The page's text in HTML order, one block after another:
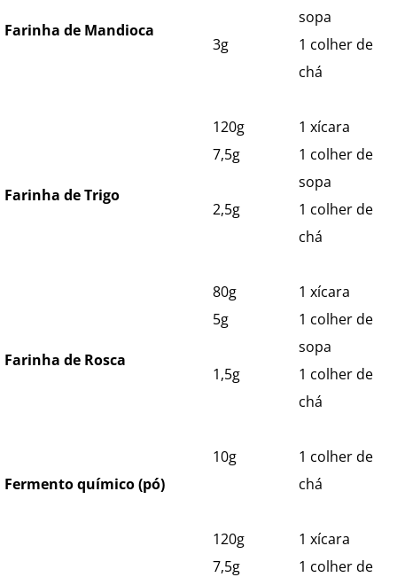
Farinha de Mandioca
sopa
3g
1 colher de
chá
Farinha de Trigo
120g
1 xícara
7,5g
1 colher de
sopa
2,5g
1 colher de
chá
Farinha de Rosca
80g
1 xícara
5g
1 colher de
sopa
1,5g
1 colher de
chá
Fermento químico (pó)
10g
1 colher de
chá
120g
1 xícara
7,5g
1 colher de